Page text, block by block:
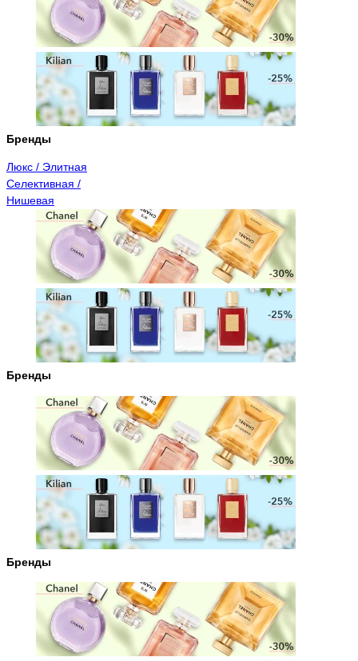
Бренды
Люкс / Элитная
Селективная /
Нишевая
Бренды
Бренды